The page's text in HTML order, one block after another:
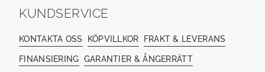
KUNDSERVICE
KONTAKTA OSS KÖPVILLKOR FRAKT & LEVERANS
FINANSIERING GARANTIER & ÅNGERRÄTT